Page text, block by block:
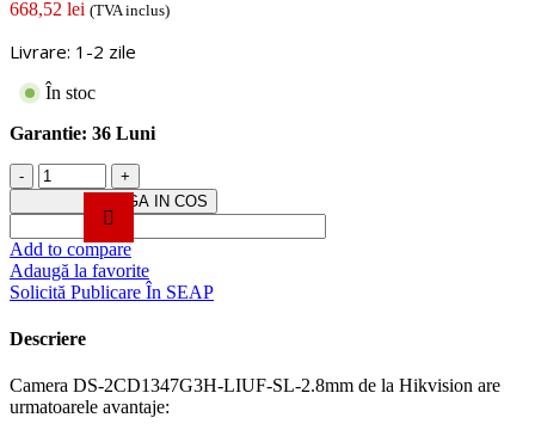
668,52 lei (TVA inclus)
Livrare: 1-2 zile
În stoc
Garantie: 36 Luni
Cantitate
Camera
IP,
4MP,
lentila
2.8mm,
IR
WL
ColorVu3,
Audio,
ADAUGA IN COS
Add to compare
Adaugă la favorite
Solicită Publicare În SEAP
Descriere
Camera DS-2CD1347G3H-LIUF-SL-2.8mm de la Hikvision are
urmatoarele avantaje: